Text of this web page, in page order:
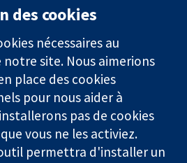
13 Cavendish
Uni
nous
Actualités
Service de
presse
Qui sommes-
nous
Offres
d'emploi
des cookies
nécessaires au
site. Nous aimerions
place des cookies
pour nous aider à
pas de cookies
vous ne les activiez.
permettra d'installer un